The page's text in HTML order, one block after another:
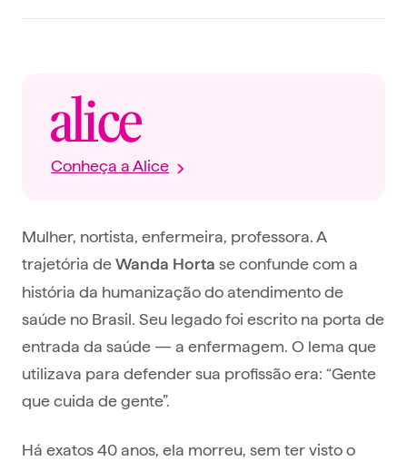
Conheça a Alice
Mulher, nortista, enfermeira, professora. A
trajetória de Wanda Horta se confunde com a
história da humanização do atendimento de
saúde no Brasil. Seu legado foi escrito na porta de
entrada da saúde — a enfermagem. O lema que
utilizava para defender sua profissão era: “Gente
que cuida de gente”.
Há exatos 40 anos, ela morreu, sem ter visto o